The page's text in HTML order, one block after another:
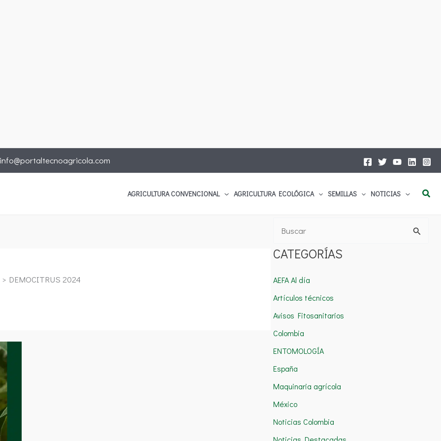
info@portaltecnoagricola.com
AGRICULTURA CONVENCIONAL AGRICULTURA ECOLÓGICA SEMILLAS NOTICIAS
DEMOCITRUS 2024
u
c
a
r
:
CATEGORÍAS
AEFA Al día
Artículos técnicos
Avisos Fitosanitarios
Colombia
ENTOMOLOGÍA
España
Maquinaria agrícola
México
Noticias Colombia